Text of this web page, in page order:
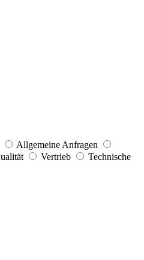
Allgemeine Anfragen
Vertrieb
Technische